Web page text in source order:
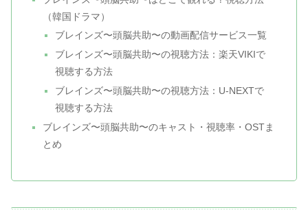
（韓国ドラマ）
ブレインズ〜頭脳共助〜の動画配信サービス一覧
ブレインズ〜頭脳共助〜の視聴方法：楽天VIKIで
視聴する方法
ブレインズ〜頭脳共助〜の視聴方法：U-NEXTで
視聴する方法
ブレインズ〜頭脳共助〜のキャスト・視聴率・OSTま
とめ